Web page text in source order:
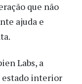
que não
ajuda e
Labs, a
estado interior